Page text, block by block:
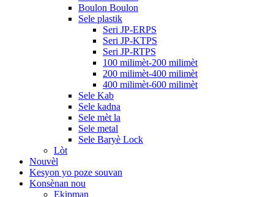
Boulon Boulon
Sele plastik
Seri JP-ERPS
Seri JP-KTPS
Seri JP-RTPS
100 milimèt-200 milimèt
200 milimèt-400 milimèt
400 milimèt-600 milimèt
Sele Kab
Sele kadna
Sele mèt la
Sele metal
Sele Baryè Lock
Lòt
Nouvèl
Kesyon yo poze souvan
Konsènan nou
Ekipman